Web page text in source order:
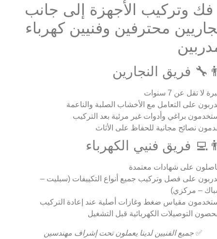
وتركيب الأجهزة إلى جانب
محترفين وفنيين كهرباء
فريق النجارين
لا تقل عن 7 سنوات
على التعامل مع الأخشاب الصلبة والناعمة
براغي وأدوات غير مرئية بعد التركيب
نصائح مجانية للحفاظ على الأثاث
فريق فنيي الكهرباء
على شهادات معتمدة
على فصل وتركيب جميع أنواع التكييفات (سبليت –
– مركزي)
مقياس ضغط وغازات أصلية عند إعادة التركيب
التوصيلات الكهربائية قبل التشغيل
✅ جميع الفنيين لدينا يعملون تحت إشراف مهندسين